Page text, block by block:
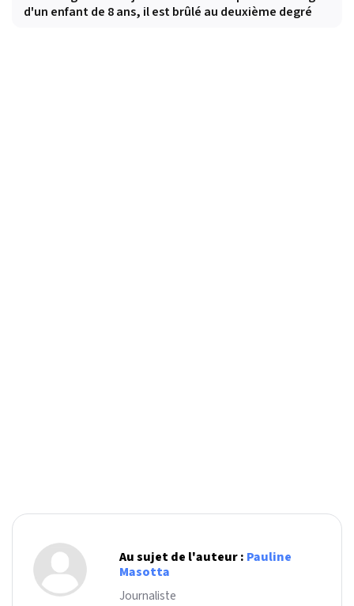
d'un enfant de 8 ans, il est brûlé au deuxième degré
Au sujet de l'auteur : Pauline
Masotta
Journaliste